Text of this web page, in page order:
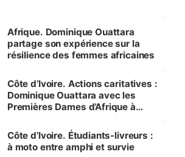
Afrique. Dominique Ouattara
partage son expérience sur la
résilience des femmes africaines
Côte d’Ivoire. Actions caritatives :
Dominique Ouattara avec les
Premières Dames d’Afrique à
Côte d’Ivoire. Étudiants-livreurs :
à moto entre amphi et survie